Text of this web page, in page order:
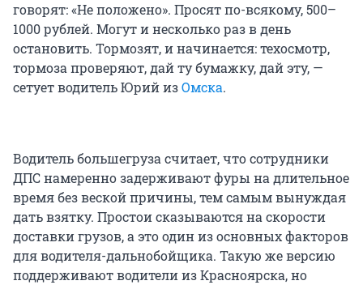
говорят: «Не положено». Просят по-всякому, 500–
1000 рублей. Могут и несколько раз в день
остановить. Тормозят, и начинается: техосмотр,
тормоза проверяют, дай ту бумажку, дай эту, —
сетует водитель Юрий изОмска.
Водитель большегруза считает, что сотрудники
ДПС намеренно задерживают фуры на длительное
время без веской причины, тем самым вынуждая
дать взятку. Простои сказываются на скорости
доставки грузов, а это один из основных факторов
для водителя-дальнобойщика. Такую же версию
поддерживают водители из Красноярска, но